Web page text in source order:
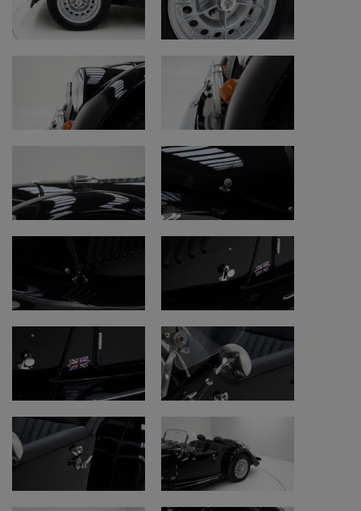
Elektriciteit
• Claxon, ruitenwissers en dashboard werken
• Verwarming: werkt niet
Ophanging en assen
• Belgische inschrijvingspapieren
• Car-Pass aanwezig
pass.be/vhr/253b4d22-d439-4a06-ac1b-
eec850fe4482
Lobulckstraat 9, 9880 Aalter.
Bezoek mogelijk met of zonder afspraak –
inspectie op de brug bij interesse.
Meer dan 300 oldtimers en motorfietsen
beschikbaar – op 5 minuten van afrit E40
Aalter.
Bekijk ook onze extra video’s: